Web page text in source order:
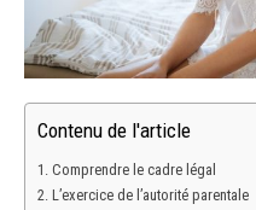
Contenu de l'article
Comprendre le cadre légal
L’exercice de l’autorité parentale